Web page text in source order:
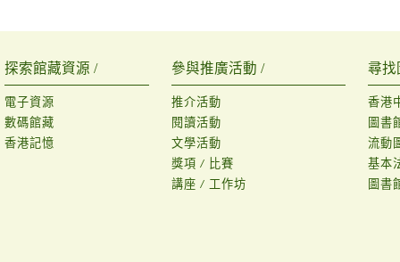
探索館藏資源 /
電子資源
數碼館藏
香港記憶
參與推廣活動 /
推介活動
閱讀活動
文學活動
獎項 / 比賽
講座 / 工作坊
尋找
香港
圖書
流動
基本
圖書